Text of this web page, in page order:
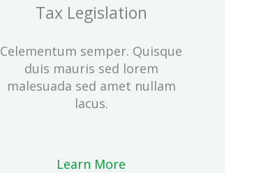
Tax Legislation
Celementum semper. Quisque
duis mauris sed lorem
malesuada sed amet nullam
lacus.
Learn More